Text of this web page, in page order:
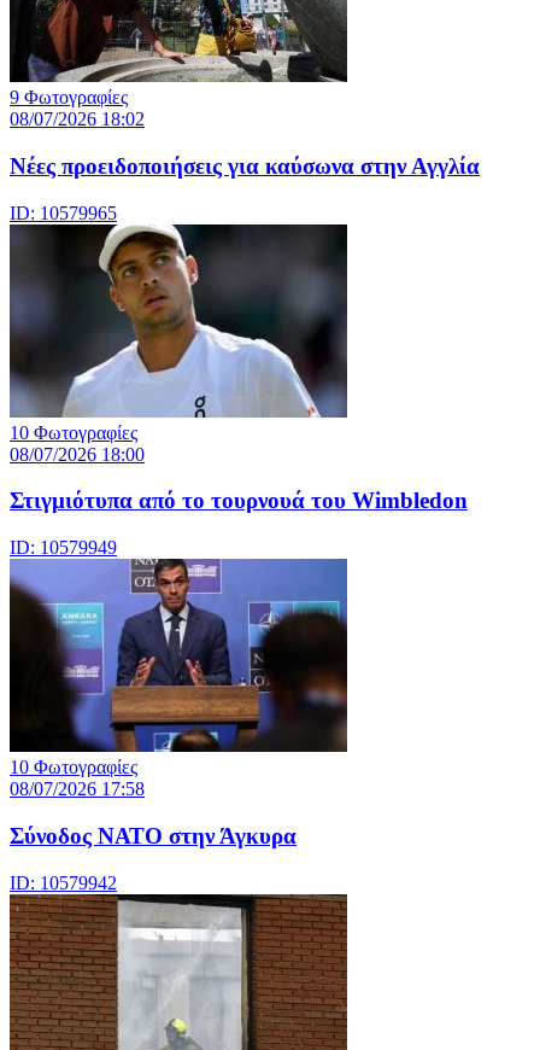
9 Φωτογραφίες
08/07/2026 18:02
Νέες προειδοποιήσεις για καύσωνα στην Αγγλία
ID: 10579965
10 Φωτογραφίες
08/07/2026 18:00
Στιγμιότυπα από το τουρνουά του Wimbledon
ID: 10579949
10 Φωτογραφίες
08/07/2026 17:58
Σύνοδος ΝΑΤΟ στην Άγκυρα
ID: 10579942